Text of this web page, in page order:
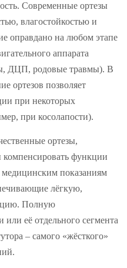
Современные ортезы
влагостойкостью и
оправдано на любом этапе
ного аппарата
ДЦП, родовые травмы). В
ортезов позволяет
при некоторых
при косолапости).
ортезы,
функции
показаниям
лёгкую,
Полную
её отдельного сегмента
– самого «жёсткого»